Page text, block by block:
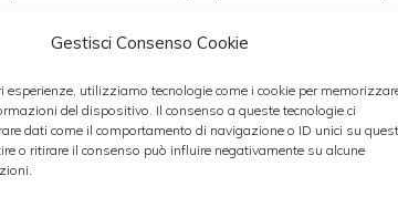
Gestisci Consenso Cookie
esperienze, utilizziamo tecnologie come i cookie per
del dispositivo. Il consenso a queste tecnologie ci
dati come il comportamento di navigazione o ID unici su
o ritirare il consenso può influire negativamente su alcune
sapore
è la
scuro
Stiamo parlando
pizza alla
realizzata con